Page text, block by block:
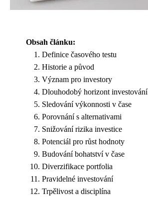
Obsah článku:
Definice časového testu
Historie a původ
Význam pro investory
Dlouhodobý horizont investování
Sledování výkonnosti v čase
Porovnání s alternativami
Snižování rizika investice
Potenciál pro růst hodnoty
Budování bohatství v čase
Diverzifikace portfolia
Pravidelné investování
Trpělivost a disciplína